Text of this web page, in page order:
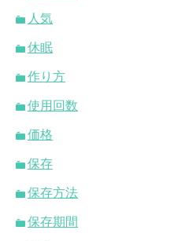
人気
休眠
作り方
使用回数
価格
保存
保存方法
保存期間